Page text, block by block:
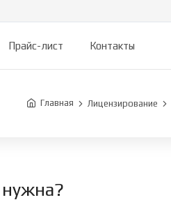
Прайс-лист Контакты
Главная Лицензирование